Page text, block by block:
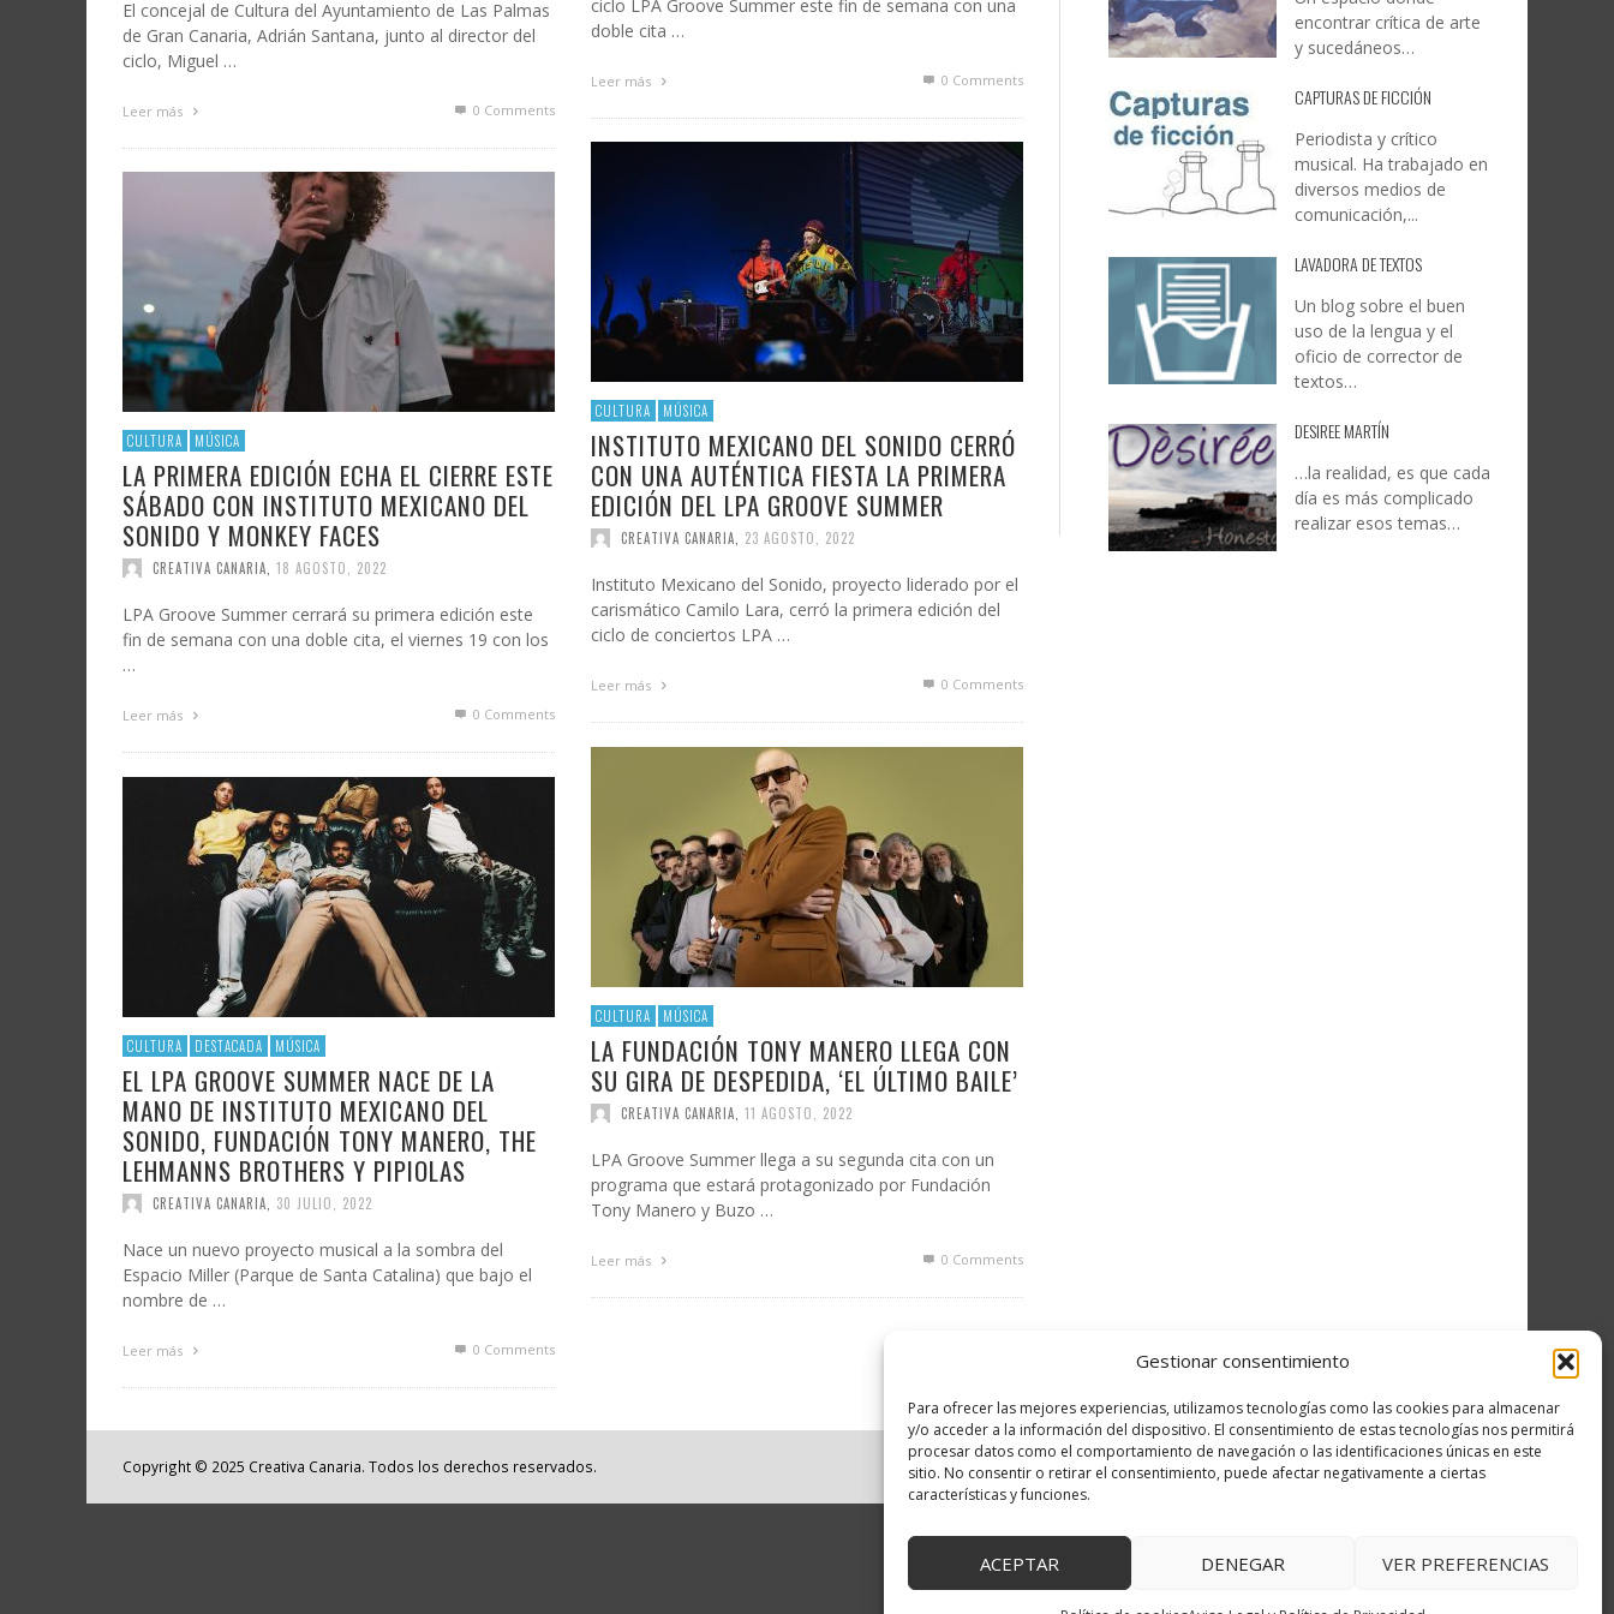
Gestionar consentimiento
Para ofrecer las mejores experiencias, utilizamos tecnologías como las cookies para almacenar
y/o acceder a la información del dispositivo. El consentimiento de estas tecnologías nos permitirá
procesar datos como el comportamiento de navegación o las identificaciones únicas en este
sitio. No consentir o retirar el consentimiento, puede afectar negativamente a ciertas
características y funciones.
ACEPTAR DENEGAR VER PREFERENCIAS
El concejal de Cultura del Ayuntamiento de Las Palmas
de Gran Canaria, Adrián Santana, junto al director del
ciclo, Miguel …
Leer más 0 Comments
ciclo LPA Groove Summer este fin de semana con una
doble cita …
Leer más 0 Comments
CULTURA MÚSICA
INSTITUTO MEXICANO DEL SONIDO CERRÓ
CON UNA AUTÉNTICA FIESTA LA PRIMERA
EDICIÓN DEL LPA GROOVE SUMMER
CREATIVA CANARIA 23 AGOSTO, 2022
Instituto Mexicano del Sonido, proyecto liderado por el
carismático Camilo Lara, cerró la primera edición del
ciclo de conciertos LPA …
Leer más 0 Comments
CULTURA MÚSICA
LA PRIMERA EDICIÓN ECHA EL CIERRE ESTE
SÁBADO CON INSTITUTO MEXICANO DEL
SONIDO Y MONKEY FACES
CREATIVA CANARIA 18 AGOSTO, 2022
LPA Groove Summer cerrará su primera edición este
fin de semana con una doble cita, el viernes 19 con los
…
Leer más 0 Comments
CULTURA MÚSICA
LA FUNDACIÓN TONY MANERO LLEGA CON
SU GIRA DE DESPEDIDA, ‘EL ÚLTIMO BAILE’
CREATIVA CANARIA 11 AGOSTO, 2022
LPA Groove Summer llega a su segunda cita con un
programa que estará protagonizado por Fundación
Tony Manero y Buzo …
Leer más 0 Comments
CULTURA DESTACADA MÚSICA
EL LPA GROOVE SUMMER NACE DE LA
MANO DE INSTITUTO MEXICANO DEL
SONIDO, FUNDACIÓN TONY MANERO, THE
LEHMANNS BROTHERS Y PIPIOLAS
CREATIVA CANARIA 30 JULIO, 2022
Nace un nuevo proyecto musical a la sombra del
Espacio Miller (Parque de Santa Catalina) que bajo el
nombre de …
Leer más 0 Comments
encontrar crítica de arte
y sucedáneos…
CAPTURAS DE FICCIÓN
Periodista y crítico
musical. Ha trabajado en
diversos medios de
comunicación,...
LAVADORA DE TEXTOS
Un blog sobre el buen
uso de la lengua y el
oficio de corrector de
textos…
DESIREE MARTÍN
…la realidad, es que cada
día es más complicado
realizar esos temas…
Copyright © 2025 Creativa Canaria. Todos los derechos reservados. ↑ Volver arriba